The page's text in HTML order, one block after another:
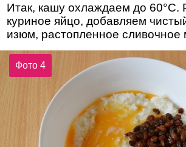
Итак, кашу охлаждаем до 60°C.
куриное яйцо, добавляем
изюм, растопленное сливочное
Фото 4